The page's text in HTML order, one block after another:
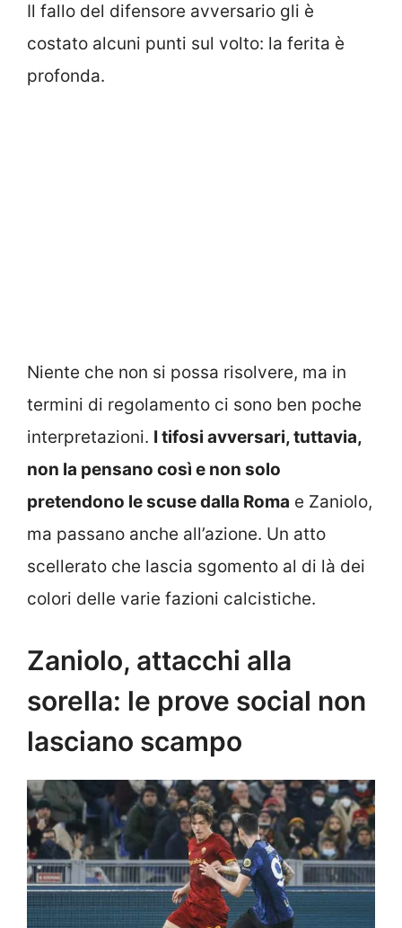
Il fallo del difensore avversario gli è
costato alcuni punti sul volto: la ferita è
profonda.
Niente che non si possa risolvere, ma in
termini di regolamento ci sono ben poche
interpretazioni. I tifosi avversari, tuttavia,
non la pensano così e non solo
pretendono le scuse dalla Roma e Zaniolo,
ma passano anche all’azione. Un atto
scellerato che lascia sgomento al di là dei
colori delle varie fazioni calcistiche.
Zaniolo, attacchi alla
sorella: le prove social non
lasciano scampo